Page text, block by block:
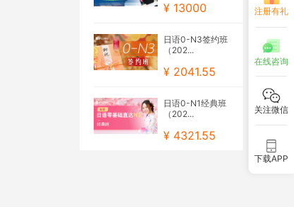
¥ 13000
日语0-N3签约班
（202...
¥ 2041.55
日语0-N1经典班
（202...
¥ 4321.55
注册有礼
在线咨询
关注微信
下载APP